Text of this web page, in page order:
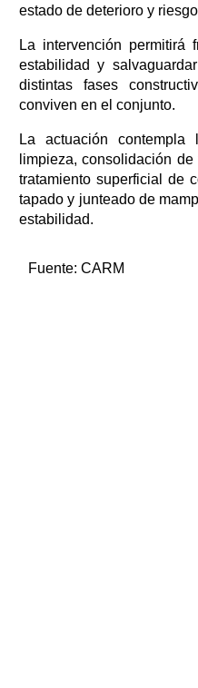
estado de deterioro y
La intervención permitirá
estabilidad y
distintas fases
conviven en el conjunto.
La actuación
limpieza, consolidación
tratamiento superficial de
tapado y junteado de
estabilidad.
Fuente: CARM